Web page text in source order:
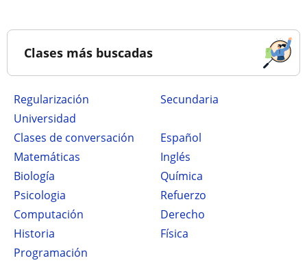
Clases más buscadas
Regularización
secundaria
Universidad
Clases de conversación
Español
Matemáticas
Inglés
Biología
Química
Psicologia
Refuerzo
Computación
Derecho
Historia
Física
Programación